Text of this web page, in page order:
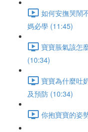
如何安撫哭鬧
媽必學 (11:45)
寶寶脹氣該怎
(10:34)
寶寶為什麼吐
及預防 (10:34)
你抱寶寶的姿